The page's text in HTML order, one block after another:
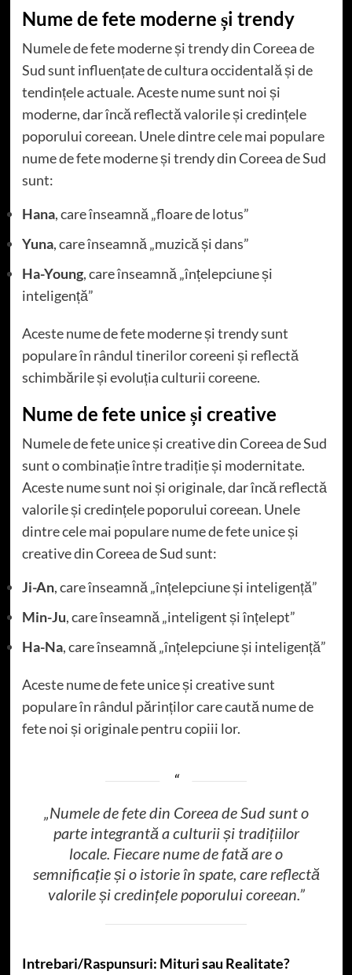
Nume de fete moderne și trendy
Numele de fete moderne și trendy din Coreea de
Sud sunt influențate de cultura occidentală și de
tendințele actuale. Aceste nume sunt noi și
moderne, dar încă reflectă valorile și credințele
poporului coreean. Unele dintre cele mai populare
nume de fete moderne și trendy din Coreea de Sud
sunt:
Hana, care înseamnă „floare de lotus”
Yuna, care înseamnă „muzică și dans”
Ha-Young, care înseamnă „înțelepciune și
inteligență”
Aceste nume de fete moderne și trendy sunt
populare în rândul tinerilor coreeni și reflectă
schimbările și evoluția culturii coreene.
Nume de fete unice și creative
Numele de fete unice și creative din Coreea de Sud
sunt o combinație între tradiție și modernitate.
Aceste nume sunt noi și originale, dar încă reflectă
valorile și credințele poporului coreean. Unele
dintre cele mai populare nume de fete unice și
creative din Coreea de Sud sunt:
Ji-An, care înseamnă „înțelepciune și inteligență”
Min-Ju, care înseamnă „inteligent și înțelept”
Ha-Na, care înseamnă „înțelepciune și inteligență”
Aceste nume de fete unice și creative sunt
populare în rândul părinților care caută nume de
fete noi și originale pentru copiii lor.
„Numele de fete din Coreea de Sud sunt o
parte integrantă a culturii și tradițiilor
locale. Fiecare nume de fată are o
semnificație și o istorie în spate, care reflectă
valorile și credințele poporului coreean.”
Intrebari/Raspunsuri: Mituri sau Realitate?